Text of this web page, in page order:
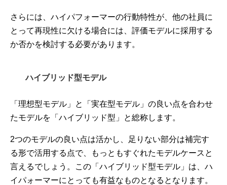
さらには、ハイパフォーマーの行動特性が、他の社員に
とって再現性に欠ける場合には、評価モデルに採用する
か否かを検討する必要があります。
ハイブリッド型モデル
「理想型モデル」と「実在型モデル」の良い点を合わせ
たモデルを「ハイブリッド型」と総称します。
2つのモデルの良い点は活かし、足りない部分は補完す
る形で活用する点で、もっともすぐれたモデルケースと
言えるでしょう。この「ハイブリッド型モデル」は、ハ
イパォーマーにとっても有益なものとなるとなります。